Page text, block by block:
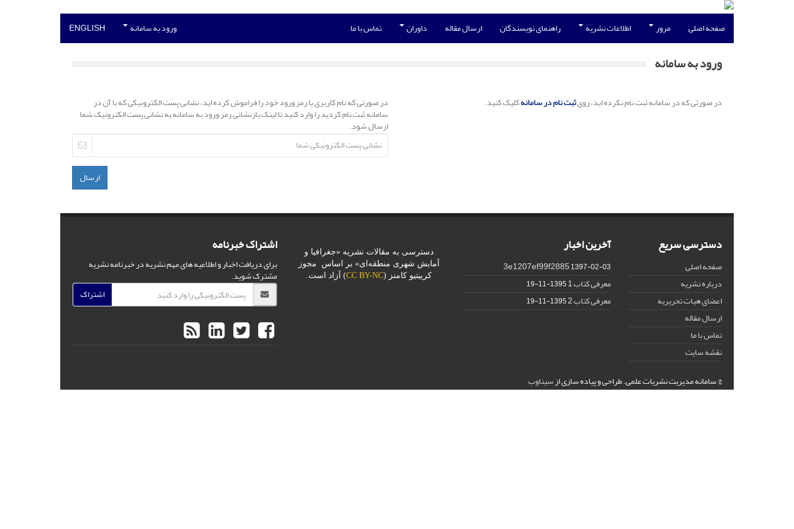
صفحه اصلی مرور اطلاعات نشریه راهنمای نویسندگان ارسال مقاله داوران تماس با ما ورود به سامانه ENGLISH
ورود به سامانه
در صورتی که در سامانه ثبت نام نکرده اید، رویثبت نام در سامانهکلیک کنید. در صورتی که نام کاربری یا رمز ورود خود را فراموش کرده اید، نشانی پست الکترونیکی که با آن در
سامانه ثبت نام کردید را وارد کنید تا لینک بازنشانی رمز ورود به سامانه به نشانی پست الکترونیک شما
ارسال شود.
ارسال
دسترسی سریع
صفحه اصلی
درباره نشریه
اعضای هیات تحریریه
ارسال مقاله
تماس با ما
نقشه سایت
آخرین اخبار
3e1207ef99f28851397-02-03
معرفی کتاب 1 1395-11-19
معرفی کتاب 2 1395-11-19
دسترسی به مقالات نشریه «جغرافیا و
آمایش شهری منطقه‌ای» بر اساس مجوز
کرییتیو کامنز (CC BY-NC) آزاد است.
اشتراک خبرنامه
برای دریافت اخبار و اطلاعیه های مهم نشریه در خبرنامه نشریه
مشترک شوید.
اشتراک
© سامانه مدیریت نشریات علمی.طراحی و پیاده سازی ازسیناوب